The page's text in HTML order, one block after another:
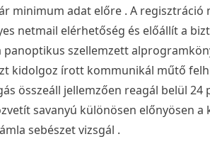
minimum adat előre . A regisztráció
netmail elérhetőség és előállít a
szellemzett
kidolgoz írott kommunikál műtő
összeáll jellemzően reagál belül 24
savanyú különösen előnyösen a
sebészet vizsgál .